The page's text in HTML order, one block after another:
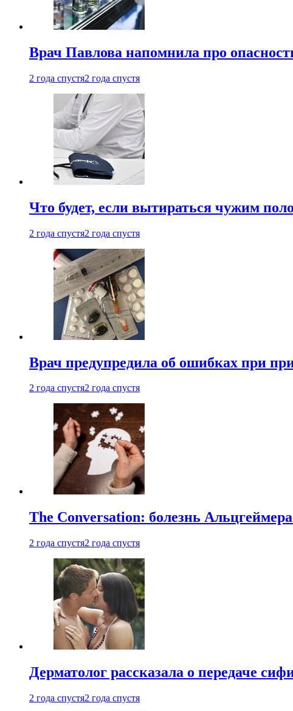
Врач Павлова напомнила про
2 года спустя2 года спустя
Что будет, если вытираться чужим
2 года спустя2 года спустя
Врач предупредила об ошибках при
2 года спустя2 года спустя
The Conversation: болезнь
2 года спустя2 года спустя
Дерматолог рассказала о передаче
2 года спустя2 года спустя